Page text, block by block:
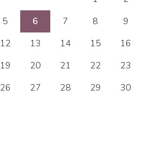
5 6 7 8
9
12 13 14 15
16
19 20 21 22
23
26 27 28 29
30